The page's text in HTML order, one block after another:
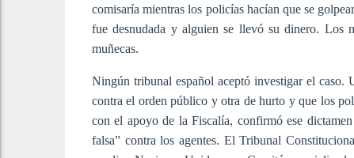
comisaría mientras los policías hacían que se
fue desnudada y alguien se llevó su dinero. Los
muñecas.
Ningún tribunal español aceptó investigar el caso.
contra el orden público y otra de hurto y que los
con el apoyo de la Fiscalía, confirmó ese
falsa” contra los agentes. El Tribunal